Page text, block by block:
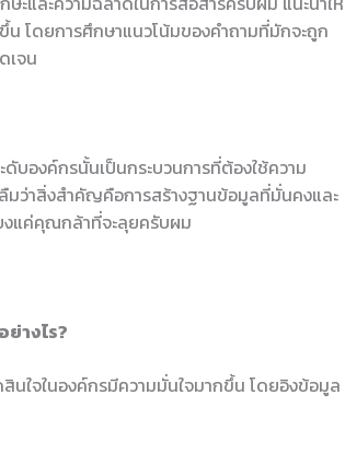
โดยการศึกษาแนวโน้มของคำถามที่มักจะถูก
เจน
บองค์กรนั้นเป็นกระบวนการที่ต้องใช้ความ
มว่าสิ่งสำคัญคือการสร้างฐานข้อมูลที่มั่นคงและ
งแค่คุณกล้าที่จะลุยครับผม
างไร?
ใจในองค์กรมีความมั่นใจมากขึ้น โดยอิงข้อมูล